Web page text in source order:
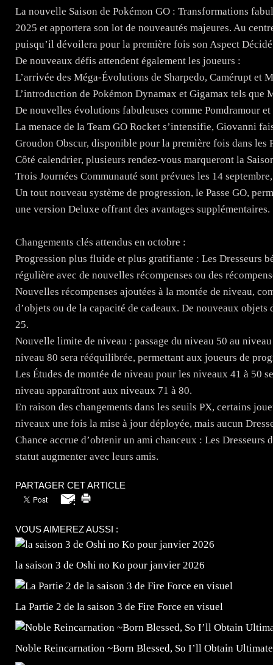
La nouvelle Saison de Pokémon GO : Transformations
2025 et apportera son lot de nouveautés majeures. Au
puisqu’il dévoilera pour la première fois son Aspect
De nouveaux défis attendent également les joueurs :
L’arrivée des Méga-Évolutions de Sharpedo, Camérupt et
L’introduction de Pokémon Dynamax et Gigamax tels que
De nouvelles évolutions fabuleuses comme Pomdramour
La menace de la Team GO Rocket s’intensifie, Giovanni
Groudon Obscur, disponible pour la première fois dans les
Côté calendrier, plusieurs rendez-vous marqueront la
Trois Journées Communauté sont prévues les 14
Un tout nouveau système de progression, le Passe GO,
une version Deluxe offrant des avantages supplémentaires.
Changements clés attendus en octobre :
Progression plus fluide et plus gratifiante : Les Dresseurs
régulière avec de nouvelles récompenses ou des
Nouvelles récompenses ajoutées à la montée de niveau,
d’objets ou de la capacité de cadeaux. De nouveaux
25.
Nouvelle limite de niveau : passage du niveau 50 au
niveau 80 sera rééquilibrée, permettant aux joueurs de
Les Études de montée de niveau pour les niveaux 41 à 50
niveau apparaîtront aux niveaux 71 à 80.
En raison des changements dans les seuils PX, certains
niveaux une fois la mise à jour déployée, mais aucun
Chance accrue d’obtenir un ami chanceux : Les
statut augmenter avec leurs amis.
PARTAGER CET ARTICLE
VOUS AIMEREZ AUSSI :
la saison 3 de Oshi no Ko pour janvier 2026
La Partie 2 de la saison 3 de Fire Force en visuel
Noble Reincarnation ~Born Blessed, So I’ll Obtain